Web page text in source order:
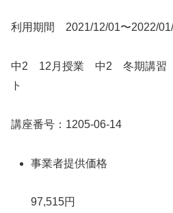
利用期間 2021/12/01〜2022/
中2 12月授業 中2 冬期講習
ト
講座番号：1205-06-14
事業者提供価格
97,515円